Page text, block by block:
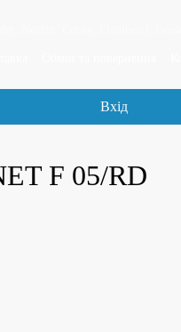
Вхід
F 05/RD